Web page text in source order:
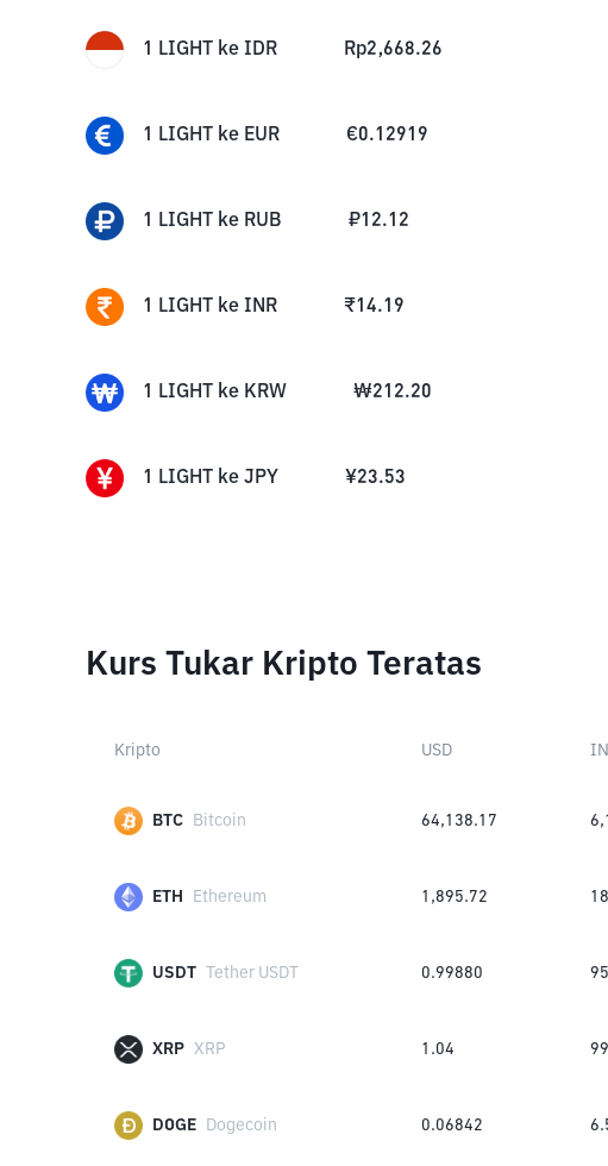
1 LIGHT ke IDR Rp2,668.26
1 LIGHT ke EUR €0.12919
1 LIGHT ke RUB ₽12.12
1 LIGHT ke INR ₹14.19
1 LIGHT ke KRW ₩212.20
1 LIGHT ke JPY ¥23.53
Kurs Tukar Kripto Teratas
Kripto USD
BTC Bitcoin 64,138.17
ETH Ethereum 1,895.72
USDT Tether USDT 0.99880
XRP XRP 1.04
DOGE Dogecoin 0.06842